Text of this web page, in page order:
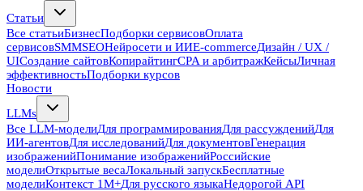
Статьи
Все статьиБизнесПодборки сервисовОплата
сервисовSMMSEOНейросети и ИИE-commerceДизайн / UX /
UIСоздание сайтовКопирайтингCPA и арбитражКейсыЛичная
эффективностьПодборки курсов
Новости
LLMs
Все LLM-моделиДля программированияДля рассужденийДля
ИИ-агентовДля исследованийДля документовГенерация
изображенийПонимание изображенийРоссийские
моделиОткрытые весаЛокальный запускБесплатные
моделиКонтекст 1M+Для русского языкаНедорогой API